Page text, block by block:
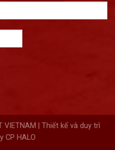
| Thiết kế và duy trì
CP HALO